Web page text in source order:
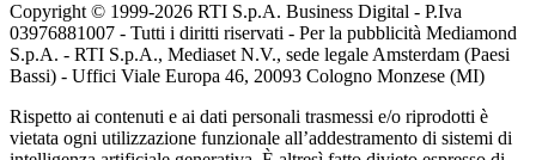
Copyright © 1999-2026 RTI S.p.A. Business Digital - P.Iva
03976881007 - Tutti i diritti riservati - Per la pubblicità Mediamond
S.p.A. - RTI S.p.A., Mediaset N.V., sede legale Amsterdam (Paesi
Bassi) - Uffici Viale Europa 46, 20093 Cologno Monzese (MI)
Rispetto ai contenuti e ai dati personali trasmessi e/o riprodotti è
vietata ogni utilizzazione funzionale all’addestramento di sistemi di